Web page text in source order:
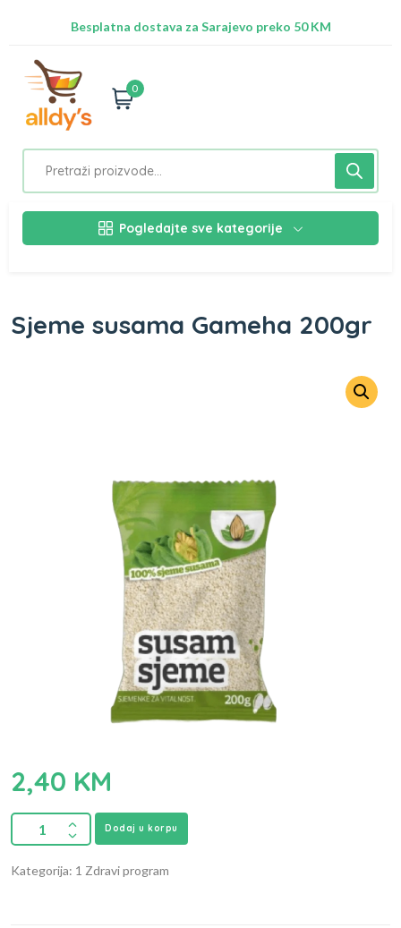
Besplatna dostava za Sarajevo preko 50 KM
0
Pogledajte sve kategorije
Sjeme susama Gameha 200gr
2,40 KM
Dodaj u korpu
Kategorija: 1 Zdravi program